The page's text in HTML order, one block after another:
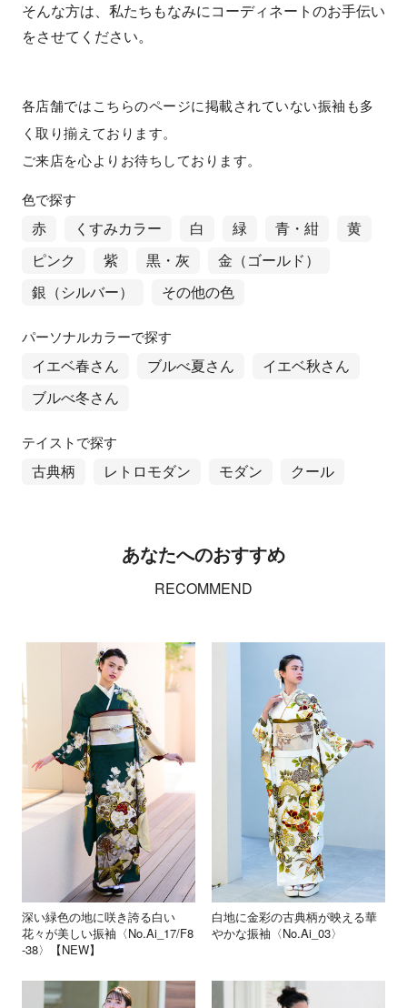
そんな方は、私たちもなみにコーディネートのお手伝い
をさせてください。
各店舗ではこちらのページに掲載されていない振袖も多
く取り揃えております。
ご来店を心よりお待ちしております。
色で探す
赤 くすみカラー 白 緑 青・紺
黄
ピンク
紫 黒・灰
金（ゴールド）
銀（シルバー）
その他の色
パーソナルカラーで探す
イエベ春さん ブルべ夏さん
イエベ秋さん
ブルべ冬さん
テイストで探す
古典柄 レトロモダン モダン クール
あなたへのおすすめ
RECOMMEND
深い緑色の地に咲き誇る白い
花々が美しい振袖〈No.Ai_17/F8
-38〉【NEW】
白地に金彩の古典柄が映える華
やかな振袖〈No.Ai_03〉